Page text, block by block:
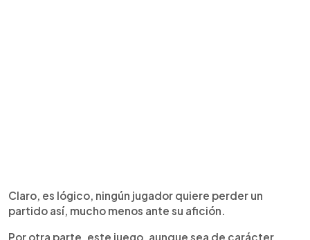
Claro, es lógico, ningún jugador quiere perder un
partido así, mucho menos ante su afición.
Por otra parte, este juego, aunque sea de carácter